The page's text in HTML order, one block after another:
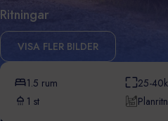
Ritningar
VISA FLER BILDER
1.5 rum
25-
1 st